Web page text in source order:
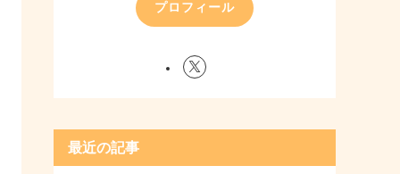
プロフィール
最近の記事